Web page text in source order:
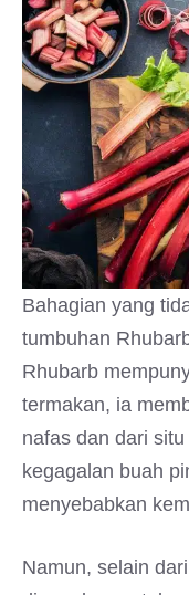
Bahagian yang
tumbuhan
Rhubarb
termakan, ia
nafas dan dari
kegagalan buah
menyebabkan
Namun, selain